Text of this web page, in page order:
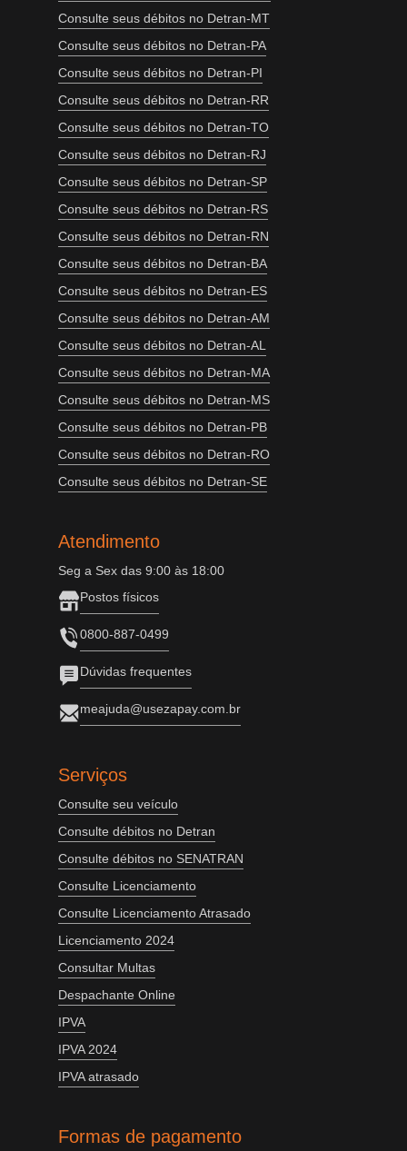
Consulte seus débitos no Detran-MT
Consulte seus débitos no Detran-PA
Consulte seus débitos no Detran-PI
Consulte seus débitos no Detran-RR
Consulte seus débitos no Detran-TO
Consulte seus débitos no Detran-RJ
Consulte seus débitos no Detran-SP
Consulte seus débitos no Detran-RS
Consulte seus débitos no Detran-RN
Consulte seus débitos no Detran-BA
Consulte seus débitos no Detran-ES
Consulte seus débitos no Detran-AM
Consulte seus débitos no Detran-AL
Consulte seus débitos no Detran-MA
Consulte seus débitos no Detran-MS
Consulte seus débitos no Detran-PB
Consulte seus débitos no Detran-RO
Consulte seus débitos no Detran-SE
Atendimento
Seg a Sex das 9:00 às 18:00
Postos físicos
0800-887-0499
Dúvidas frequentes
meajuda@usezapay.com.br
Serviços
Consulte seu veículo
Consulte débitos no Detran
Consulte débitos no SENATRAN
Consulte Licenciamento
Consulte Licenciamento Atrasado
Licenciamento 2024
Consultar Multas
Despachante Online
IPVA
IPVA 2024
IPVA atrasado
Formas de pagamento